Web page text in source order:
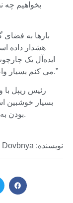
بخواهیم چه
هشدار داده
ایده‌آل یک
می کنم بسیار واضح است که وضوح بهتر از هرج و مرج است.”
رئیس ریپل با
بسیار خوشبین
بودن به احتمال 80 درصد تا پایان آوریل تصویب شود.
نویسنده: Alex Dovbnya